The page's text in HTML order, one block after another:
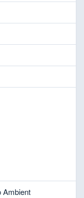
Ambient